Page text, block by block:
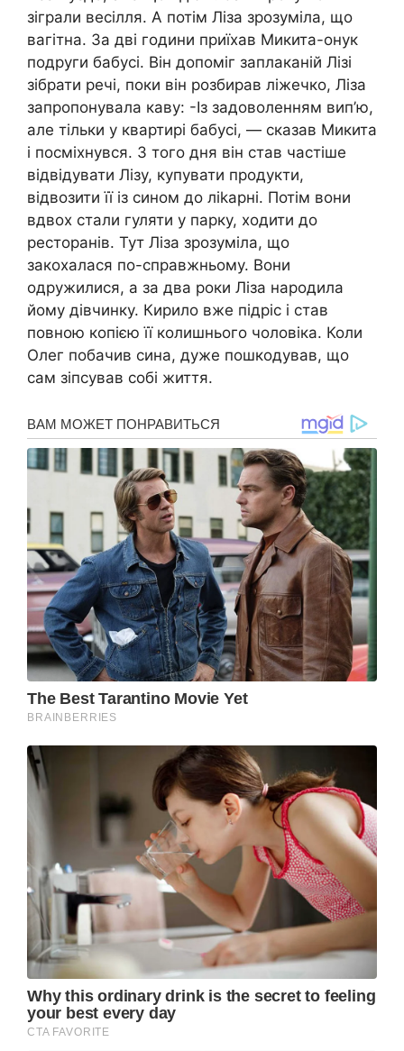
зіграли весілля. А потім Ліза зрозуміла, що
вaгітна. За дві години приїхав Микита-онук
подруги бабусі. Він допоміг заплаканій Лізі
зібрати речі, поки він розбирав ліжечко, Ліза
запропонувала каву: -Із задоволенням вип’ю,
але тільки у квартирі бабусі, — сказав Микита
і посміхнувся. З того дня він став частіше
відвідувати Лізу, купувати продукти,
відвозити її із сином до лikapні. Потім вони
вдвох стали гуляти у парку, ходити до
ресторанів. Тут Ліза зрозуміла, що
закохалася по-справжньому. Вони
одружилися, а за два роки Ліза нapoдила
йому дівчинку. Кирило вже підріс і став
повною копією її колишнього чоловіка. Коли
Олег побачив сина, дуже пошкодував, що
сам зіпсував собі життя.